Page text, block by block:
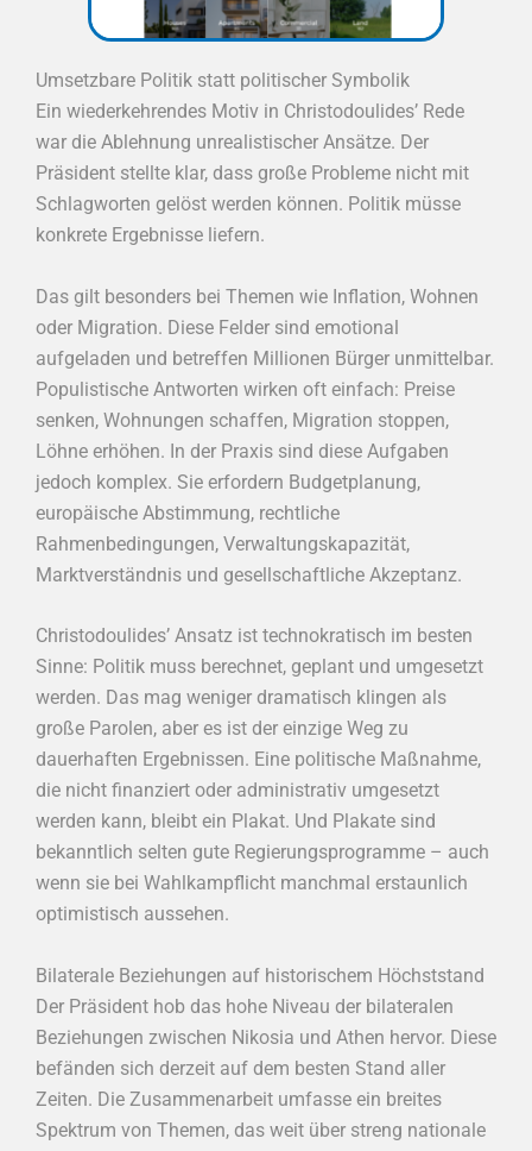
Umsetzbare Politik statt politischer Symbolik
Ein wiederkehrendes Motiv in Christodoulides’ Rede
war die Ablehnung unrealistischer Ansätze. Der
Präsident stellte klar, dass große Probleme nicht mit
Schlagworten gelöst werden können. Politik müsse
konkrete Ergebnisse liefern.
Das gilt besonders bei Themen wie Inflation, Wohnen
oder Migration. Diese Felder sind emotional
aufgeladen und betreffen Millionen Bürger unmittelbar.
Populistische Antworten wirken oft einfach: Preise
senken, Wohnungen schaffen, Migration stoppen,
Löhne erhöhen. In der Praxis sind diese Aufgaben
jedoch komplex. Sie erfordern Budgetplanung,
europäische Abstimmung, rechtliche
Rahmenbedingungen, Verwaltungskapazität,
Marktverständnis und gesellschaftliche Akzeptanz.
Christodoulides’ Ansatz ist technokratisch im besten
Sinne: Politik muss berechnet, geplant und umgesetzt
werden. Das mag weniger dramatisch klingen als
große Parolen, aber es ist der einzige Weg zu
dauerhaften Ergebnissen. Eine politische Maßnahme,
die nicht finanziert oder administrativ umgesetzt
werden kann, bleibt ein Plakat. Und Plakate sind
bekanntlich selten gute Regierungsprogramme – auch
wenn sie bei Wahlkampflicht manchmal erstaunlich
optimistisch aussehen.
Bilaterale Beziehungen auf historischem Höchststand
Der Präsident hob das hohe Niveau der bilateralen
Beziehungen zwischen Nikosia und Athen hervor. Diese
befänden sich derzeit auf dem besten Stand aller
Zeiten. Die Zusammenarbeit umfasse ein breites
Spektrum von Themen, das weit über streng nationale